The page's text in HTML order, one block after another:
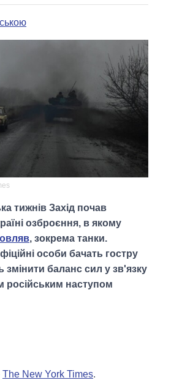
тижнів Захід почав
озброєння, в якому
, зокрема танки.
особи бачать гостру
змінити баланс сил у зв'язку
російським наступом
The New York Times.